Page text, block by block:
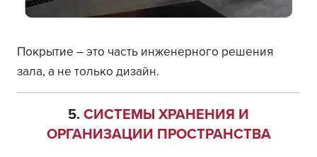
Покрытие – это часть инженерного решения
зала, а не только дизайн.
5. СИСТЕМЫ ХРАНЕНИЯ И
ОРГАНИЗАЦИИ ПРОСТРАНСТВА